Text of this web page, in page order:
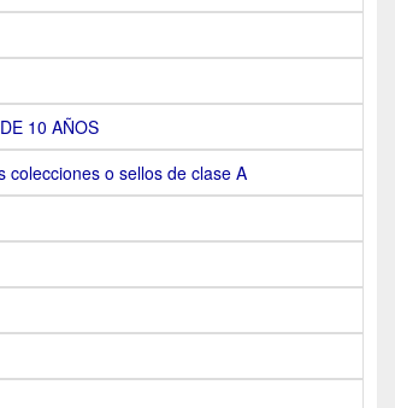
10 AÑOS
colecciones o sellos de clase A